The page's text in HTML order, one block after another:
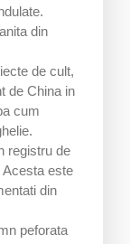
din
de cult,
de China in
cum
registru de
Acesta este
din
peforata